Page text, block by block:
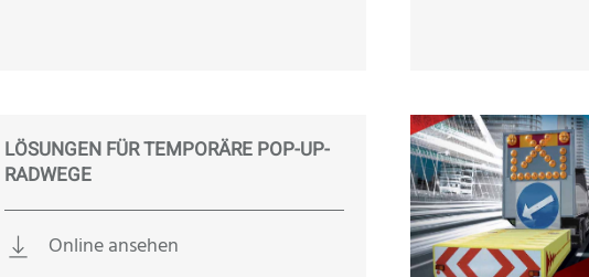
LÖSUNGEN FÜR TEMPORÄRE POP-UP-
RADWEGE
Online ansehen